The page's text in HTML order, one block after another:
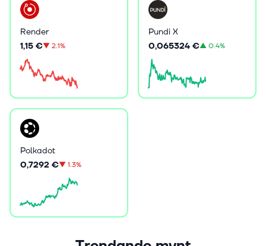
Render
1,15 €▼2.1%
Pundi X
0,065324 €▲0.4%
Polkadot
0,7292 €▼1.3%